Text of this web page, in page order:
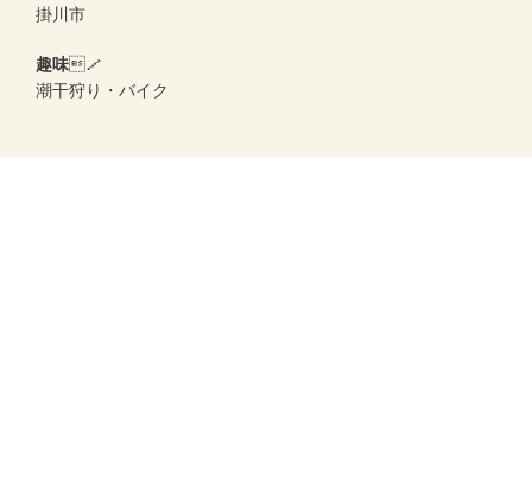
掛川市
趣味／
潮干狩り・バイク